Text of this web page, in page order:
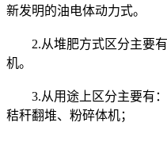
新发明的油电体动力式。
2.从堆肥方式区分主要有
机。
3.从用途上区分主要有：
秸秆翻堆、粉碎体机；